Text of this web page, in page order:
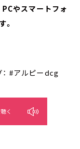
やスマートフォ
。
#アルピーdcg
く